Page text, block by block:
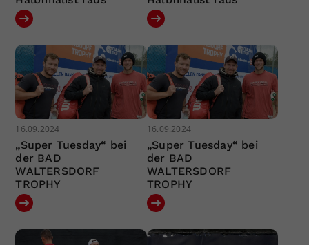
16.09.2024
„Super Tuesday“ bei
der BAD
WALTERSDORF
TROPHY
16.09.2024
„Super Tuesday“ bei
der BAD
WALTERSDORF
TROPHY